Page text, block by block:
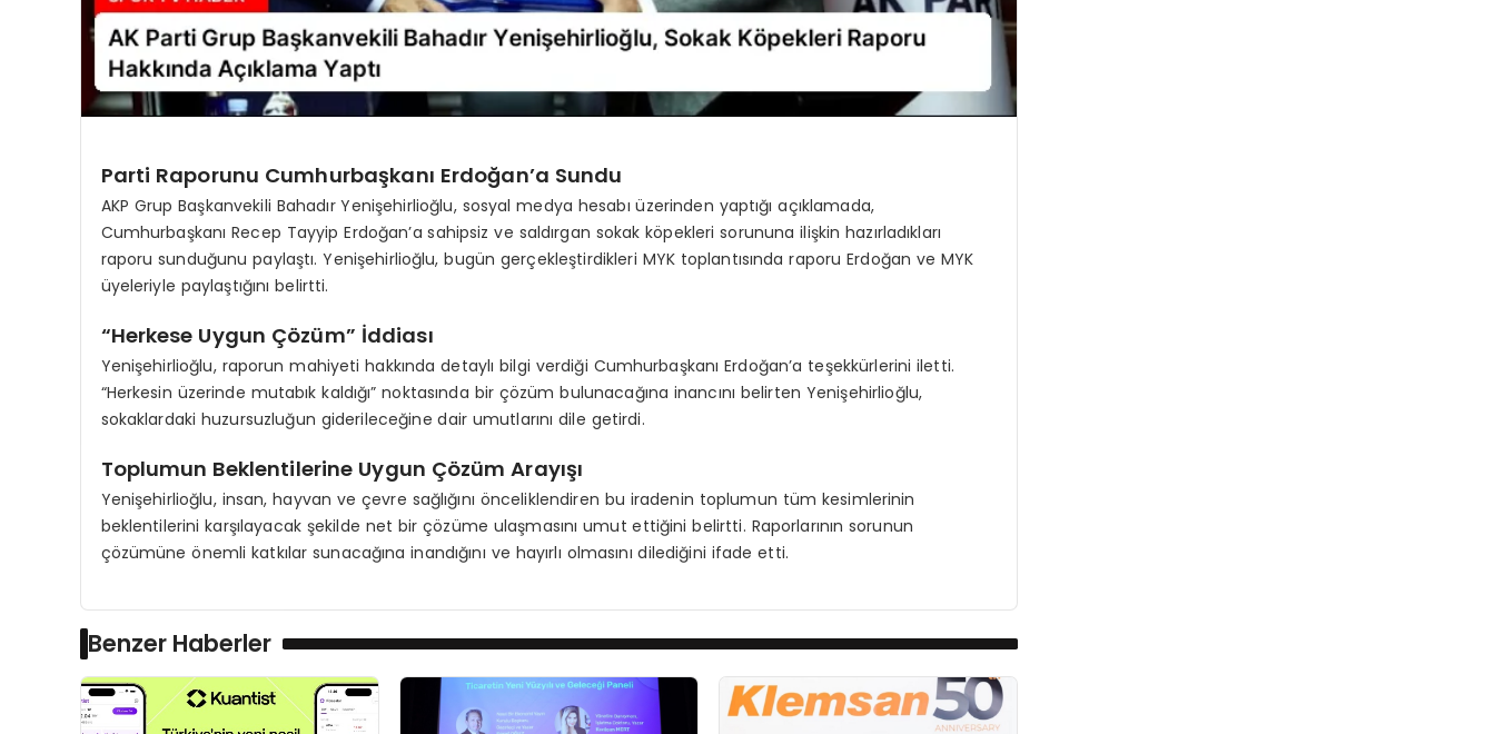
Parti Raporunu Cumhurbaşkanı Erdoğan’a Sundu
AKP Grup Başkanvekili Bahadır Yenişehirlioğlu, sosyal medya hesabı üzerinden yaptığı açıklamada,
Cumhurbaşkanı Recep Tayyip Erdoğan’a sahipsiz ve saldırgan sokak köpekleri sorununa ilişkin hazırladıkları
raporu sunduğunu paylaştı. Yenişehirlioğlu, bugün gerçekleştirdikleri MYK toplantısında raporu Erdoğan ve MYK
üyeleriyle paylaştığını belirtti.
“Herkese Uygun Çözüm” İddiası
Yenişehirlioğlu, raporun mahiyeti hakkında detaylı bilgi verdiği Cumhurbaşkanı Erdoğan’a teşekkürlerini iletti.
“Herkesin üzerinde mutabık kaldığı” noktasında bir çözüm bulunacağına inancını belirten Yenişehirlioğlu,
sokaklardaki huzursuzluğun giderileceğine dair umutlarını dile getirdi.
Toplumun Beklentilerine Uygun Çözüm Arayışı
Yenişehirlioğlu, insan, hayvan ve çevre sağlığını önceliklendiren bu iradenin toplumun tüm kesimlerinin
beklentilerini karşılayacak şekilde net bir çözüme ulaşmasını umut ettiğini belirtti. Raporlarının sorunun
çözümüne önemli katkılar sunacağına inandığını ve hayırlı olmasını dilediğini ifade etti.
Benzer Haberler